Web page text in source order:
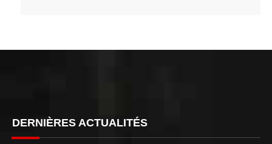
DERNIÈRES ACTUALITÉS